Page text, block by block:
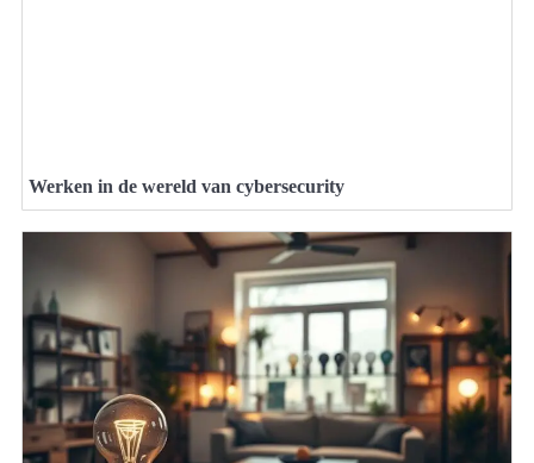
Werken in de wereld van cybersecurity